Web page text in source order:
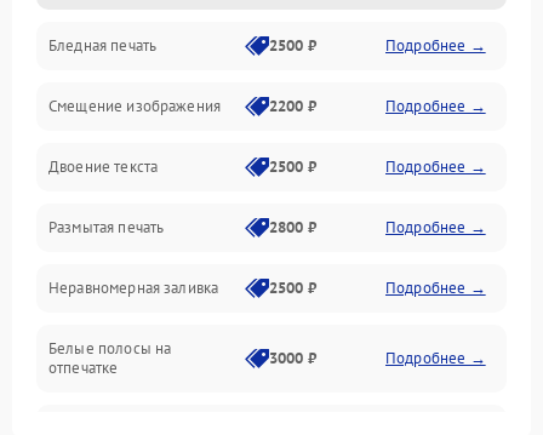
Сканер и копирование
Механика и узлы
Программные сбои
Подключение и интерфейсы
Дисплей и органы управления
Изображение
Бледная печать 2500 ₽ Подробнее →
Смещение изображения 2200 ₽ Подробнее →
Двоение текста 2500 ₽ Подробнее →
Размытая печать 2800 ₽ Подробнее →
Неравномерная заливка 2500 ₽ Подробнее →
Белые полосы на
отпечатке
3000 ₽ Подробнее →